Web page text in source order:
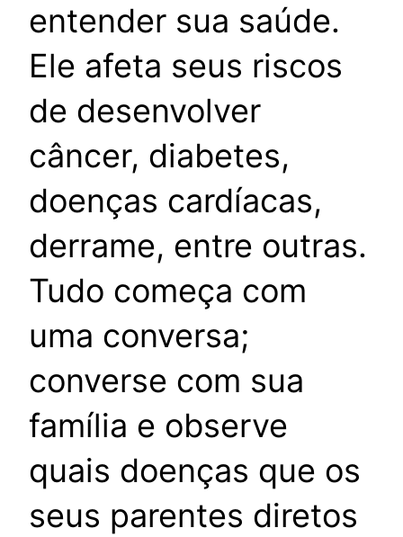
entender sua saúde.
Ele afeta seus riscos
de desenvolver
câncer, diabetes,
doenças cardíacas,
derrame, entre outras.
Tudo começa com
uma conversa;
converse com sua
família e observe
quais doenças que os
seus parentes diretos